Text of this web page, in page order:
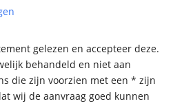
gelezen en accepteer deze.
behandeld en niet aan
die zijn voorzien met een * zijn
wij de aanvraag goed kunnen